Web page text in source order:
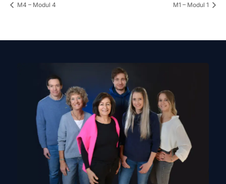
M4 – Modul 4 M1 – Modul 1